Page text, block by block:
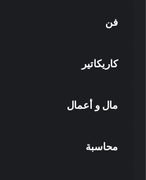
فن
كاريكاتير
مال و أعمال
محاسبة